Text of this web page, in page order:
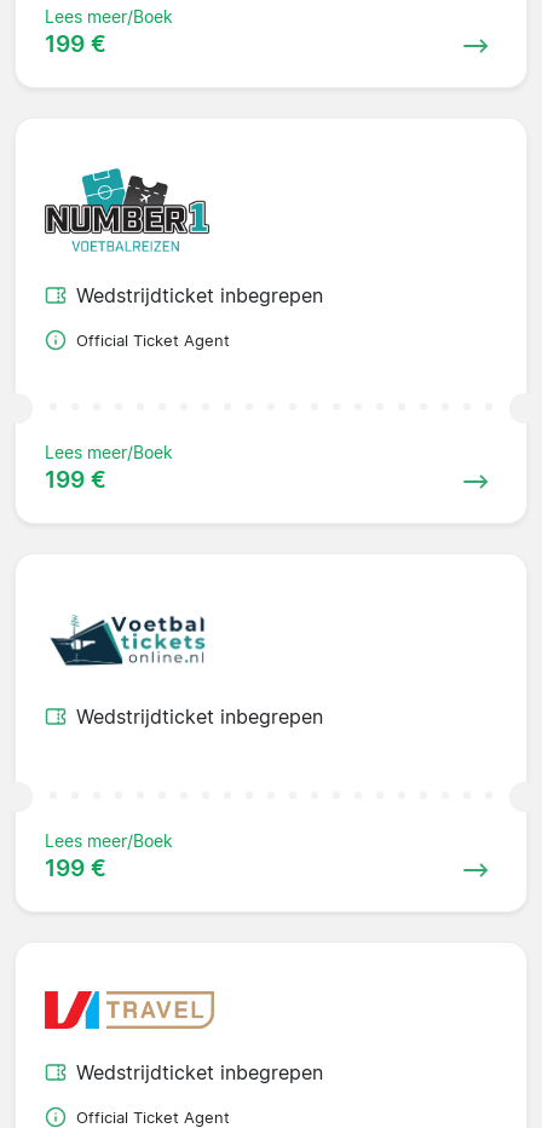
Lees meer/Boek
199 €
Wedstrijdticket inbegrepen
Official Ticket Agent
Lees meer/Boek
199 €
Wedstrijdticket inbegrepen
Lees meer/Boek
199 €
Wedstrijdticket inbegrepen
Official Ticket Agent